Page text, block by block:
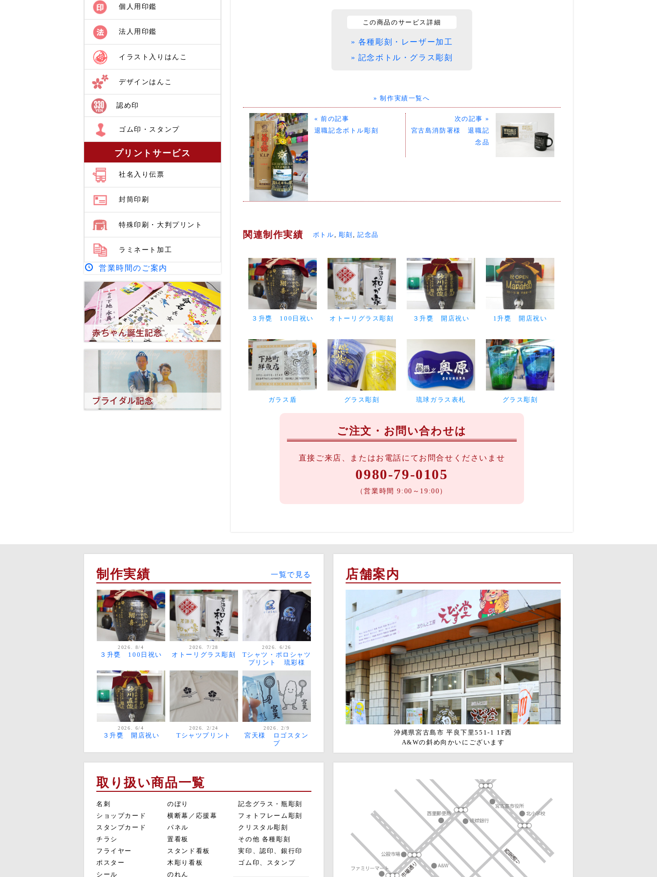
個人用印鑑
法人用印鑑
イラスト入りはんこ
デザインはんこ
認め印
ゴム印・スタンプ
プリントサービス
社名入り伝票
封筒印刷
特殊印刷・大判プリント
ラミネート加工
営業時間のご案内
この商品のサービス詳細
» 各種彫刻・レーザー加工
» 記念ボトル・グラス彫刻
» 制作実績一覧へ
« 前の記事
退職記念ボトル彫刻
次の記事 »
宮古島消防署様 退職記
念品
関連制作実績 ボトル, 彫刻,記念品
３升甕 100日祝い オトーリグラス彫刻 ３升甕 開店祝い 1升甕 開店祝い
ガラス盾 グラス彫刻 琉球ガラス表札 グラス彫刻
ご注文・お問い合わせは
直接ご来店、またはお電話にてお問合せくださいませ
0980-79-0105
（営業時間 9:00～19:00）
制作実績 一覧で見る
2026. 8/4
３升甕 100日祝い
2026. 7/28
オトーリグラス彫刻
2026. 6/26
Tシャツ・ポロシャツ
プリント 琉彩様
2026. 6/4
３升甕 開店祝い
2026. 2/24
Tシャツプリント
2026. 2/9
宮天様 ロゴスタン
プ
店舗案内
沖縄県宮古島市 平良下里551-1 1F西
A&Wの斜め向かいにございます
取り扱い商品一覧
名刺
ショップカード
スタンプカード
チラシ
フライヤー
ポスター
シール
のぼり
横断幕／応援幕
パネル
置看板
スタンド看板
木彫り看板
のれん
記念グラス・瓶彫刻
フォトフレーム彫刻
クリスタル彫刻
その他 各種彫刻
実印、認印、銀行印
ゴム印、スタンプ